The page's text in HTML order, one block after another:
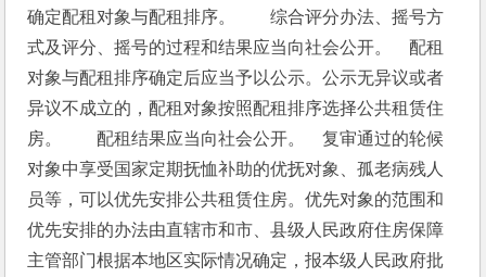
确定配租对象与配租排序。　　综合评分办法、摇号方
式及评分、摇号的过程和结果应当向社会公开。　配租
对象与配租排序确定后应当予以公示。公示无异议或者
异议不成立的，配租对象按照配租排序选择公共租赁住
房。　　配租结果应当向社会公开。　复审通过的轮候
对象中享受国家定期抚恤补助的优抚对象、孤老病残人
员等，可以优先安排公共租赁住房。优先对象的范围和
优先安排的办法由直辖市和市、县级人民政府住房保障
主管部门根据本地区实际情况确定，报本级人民政府批